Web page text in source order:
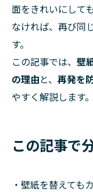
面をきれいにして
なければ、再び同
す。
この記事では、 壁
の理由と、 再発を
やすく解説します。
この記事で
・壁紙を替えても